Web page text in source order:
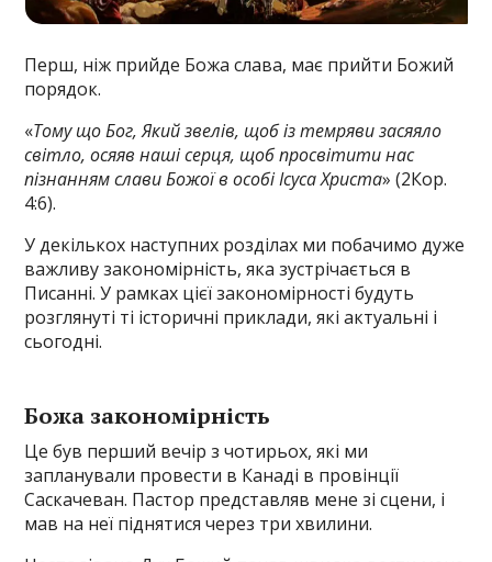
Перш, ніж прийде Божа слава, має прийти Божий
порядок.
«Тому що Бог, Який звелів, щоб із темряви засяяло
світло, осяяв наші серця, щоб просвітити нас
пізнанням слави Божої в особі Ісуса Христа» (2Кор.
4:6).
У декількох наступних розділах ми побачимо дуже
важливу закономірність, яка зустрічається в
Писанні. У рамках цієї закономірності будуть
розглянуті ті історичні приклади, які актуальні і
сьогодні.
Божа закономірність
Це був перший вечір з чотирьох, які ми
запланували провести в Канаді в провінції
Саскачеван. Пастор представляв мене зі сцени, і
мав на неї піднятися через три хвилини.